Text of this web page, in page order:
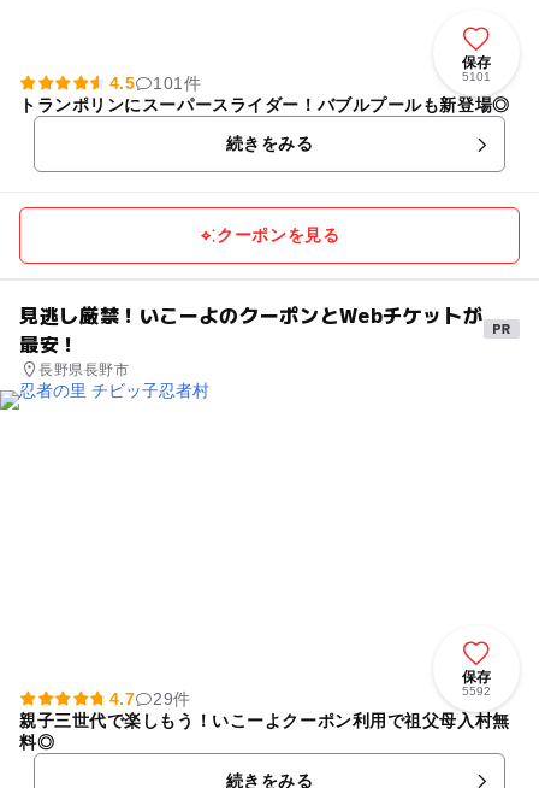
保存
5101
4.5
101件
トランポリンにスーパースライダー！バブルプールも新登場◎
続きをみる
クーポンを見る
見逃し厳禁！いこーよのクーポンとWebチケットが
最安！
長野県長野市
保存
5592
4.7
29件
親子三世代で楽しもう！いこーよクーポン利用で祖父母入村無
料◎
続きをみる